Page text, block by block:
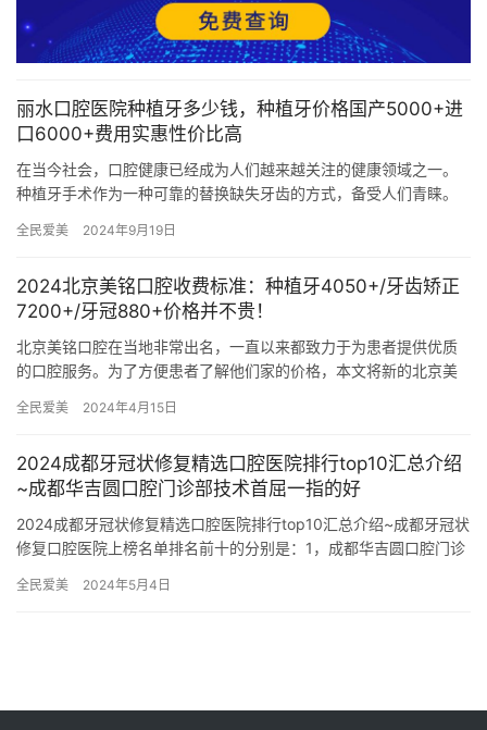
丽水口腔医院种植牙多少钱，种植牙价格国产5000+进
口6000+费用实惠性价比高
在当今社会，口腔健康已经成为人们越来越关注的健康领域之一。
种植牙手术作为一种可靠的替换缺失牙齿的方式，备受人们青睐。
种植牙…
全民爱美 2024年9月19日
2024北京美铭口腔收费标准：种植牙4050+/牙齿矫正
7200+/牙冠880+价格并不贵！
北京美铭口腔在当地非常出名，一直以来都致力于为患者提供优质
的口腔服务。为了方便患者了解他们家的价格，本文将新的北京美
全民爱美 2024年4月15日
2024成都牙冠状修复精选口腔医院排行top10汇总介绍
~成都华吉圆口腔门诊部技术首屈一指的好
2024成都牙冠状修复精选口腔医院排行top10汇总介绍~成都牙冠状
修复口腔医院上榜名单排名前十的分别是：1，成都华吉圆口腔门诊
全民爱美 2024年5月4日